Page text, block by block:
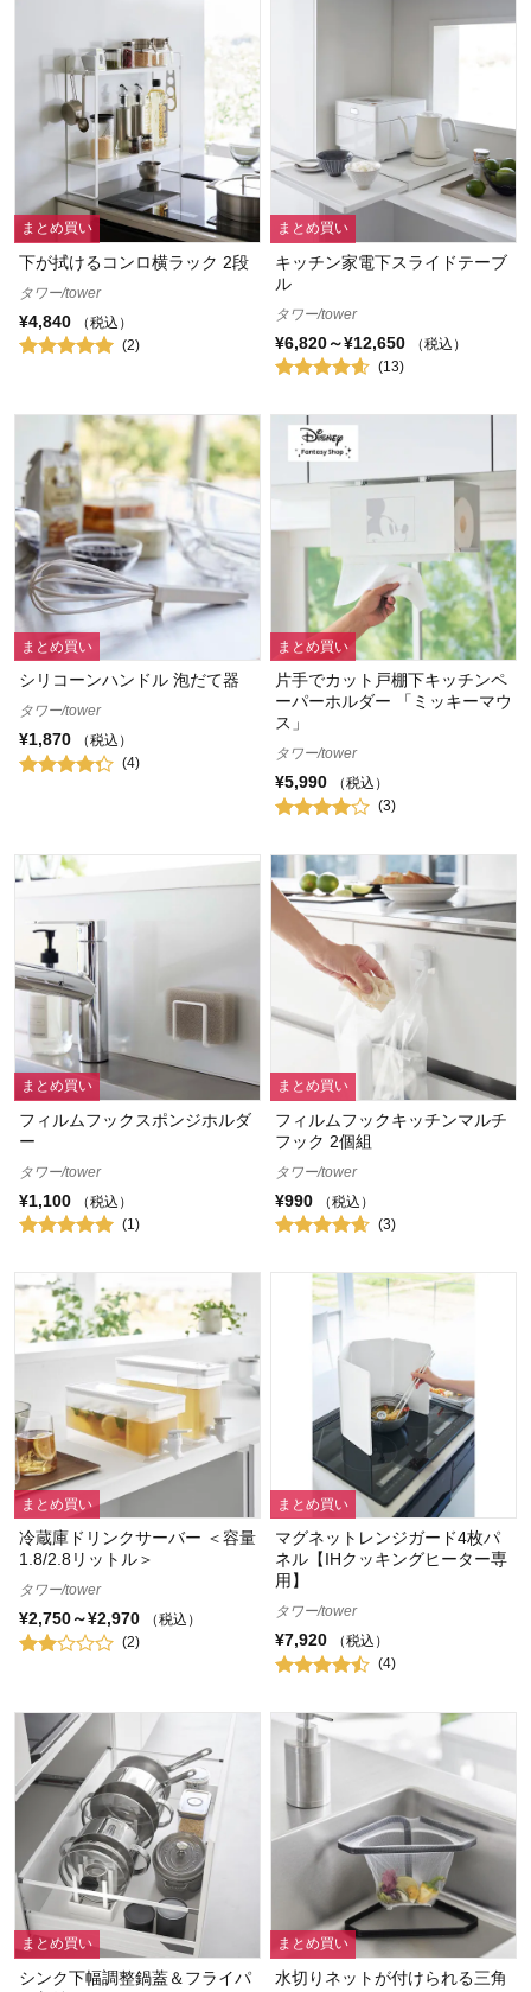
まとめ買い
下が拭けるコンロ横ラック 2段
タワー/tower
¥4,840
（税込）
(2)
まとめ買い
キッチン家電下スライドテーブ
ル
タワー/tower
¥6,820～¥12,650
（税込）
(13)
まとめ買い
シリコーンハンドル 泡だて器
タワー/tower
¥1,870
（税込）
(4)
まとめ買い
片手でカット戸棚下キッチンペ
ーパーホルダー 「ミッキーマウ
ス」
タワー/tower
¥5,990
（税込）
(3)
まとめ買い
フィルムフックスポンジホルダ
ー
タワー/tower
¥1,100
（税込）
(1)
まとめ買い
フィルムフックキッチンマルチ
フック 2個組
タワー/tower
¥990
（税込）
(3)
まとめ買い
冷蔵庫ドリンクサーバー ＜容量
1.8/2.8リットル＞
タワー/tower
¥2,750～¥2,970
（税込）
(2)
まとめ買い
マグネットレンジガード4枚パ
ネル【IHクッキングヒーター専
用】
タワー/tower
¥7,920
（税込）
(4)
まとめ買い
シンク下幅調整鍋蓋＆フライパ
まとめ買い
水切りネットが付けられる三角